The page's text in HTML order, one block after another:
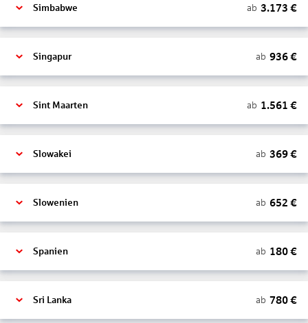
Simbabwe ab 3.173 €
Singapur ab 936€
Sint Maarten ab 1.561 €
Slowakei ab 369€
Slowenien ab 652 €
Spanien ab 180€
Sri Lanka ab 780€